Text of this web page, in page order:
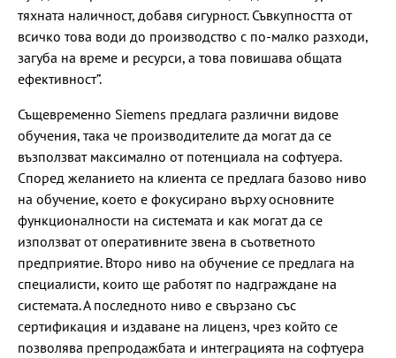
тяхната наличност, добавя сигурност. Съвкупността от
всичко това води до производство с по-малко разходи,
загуба на време и ресурси, а това повишава общата
ефективност”.
Същевременно Siemens предлага различни видове
обучения, така че производителите да могат да се
възползват максимално от потенциала на софтуера.
Според желанието на клиента се предлага базово ниво
на обучение, което е фокусирано върху основните
функционалности на системата и как могат да се
използват от оперативните звена в съответното
предприятие. Второ ниво на обучение се предлага на
специалисти, които ще работят по надграждане на
системата. А последното ниво е свързано със
сертификация и издаване на лиценз, чрез който се
позволява препродажбата и интеграцията на софтуера